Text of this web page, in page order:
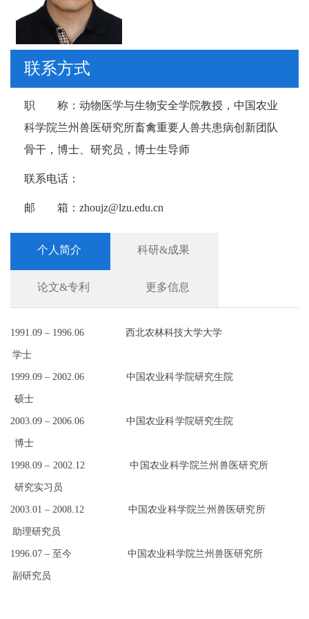
联系方式
职 称： 动物医学与生物安全学院教授，中国农业
科学院兰州兽医研究所畜禽重要人兽共患病创新团队
骨干，博士、研究员，博士生导师
联系电话：
邮 箱： zhoujz@lzu.edu.cn
个人简介 科研&成果
论文&专利 更多信息
1991.09 – 1996.06 西北农林科技大学大学
学士
1999.09 – 2002.06 中国农业科学院研究生院
硕士
2003.09 – 2006.06 中国农业科学院研究生院
博士
1998.09 – 2002.12 中国农业科学院兰州兽医研究所
研究实习员
2003.01 – 2008.12 中国农业科学院兰州兽医研究所
助理研究员
1996.07 – 至今 中国农业科学院兰州兽医研究所
副研究员